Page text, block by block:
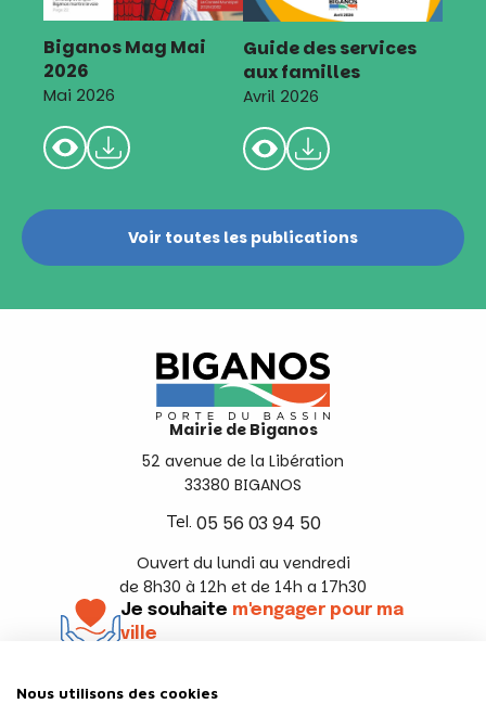
Biganos Mag Mai
2026
Mai 2026
Guide des services
aux familles
Avril 2026
Voir toutes les publications
Mairie de Biganos
52 avenue de la Libération
33380 BIGANOS
Tel. 05 56 03 94 50
Ouvert du lundi au vendredi
de 8h30 à 12h et de 14h a 17h30
Je souhaite m'engager pour ma
ville
Nous utilisons des cookies